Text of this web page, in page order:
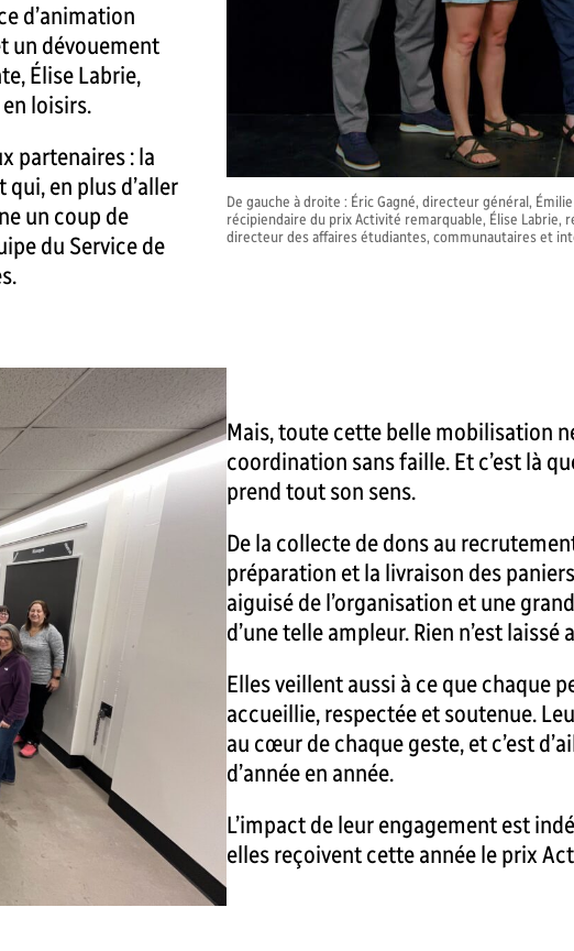
d’animation
un dévouement
Élise Labrie,
loisirs.
partenaires : la
en plus d’aller
un coup de
du Service de
De gauche à droite : Éric Gagné, directeur général,
récipiendaire du prix Activité remarquable, Élise
directeur des affaires étudiantes, communautaires et
Mais, toute cette belle mobilisation
coordination sans faille. Et c’est là
prend tout son sens.
De la collecte de dons au
préparation et la livraison des
aiguisé de l’organisation et une
d’une telle ampleur. Rien n’est laissé
Elles veillent aussi à ce que chaque
accueillie, respectée et soutenue.
au cœur de chaque geste, et c’est
d’année en année.
L’impact de leur engagement est
elles reçoivent cette année le prix